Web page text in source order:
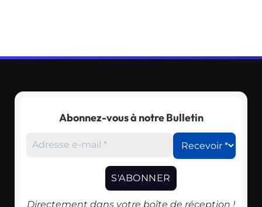
Abonnez-vous à notre Bulletin
Directement dans votre boîte de réception !